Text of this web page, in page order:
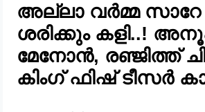
അല്ലാ വർമ്മ സാറേ
ശരിക്കും കളി..!
മേനോൻ, രഞ്ജിത്ത്
കിംഗ് ഫിഷ് ടീസർ